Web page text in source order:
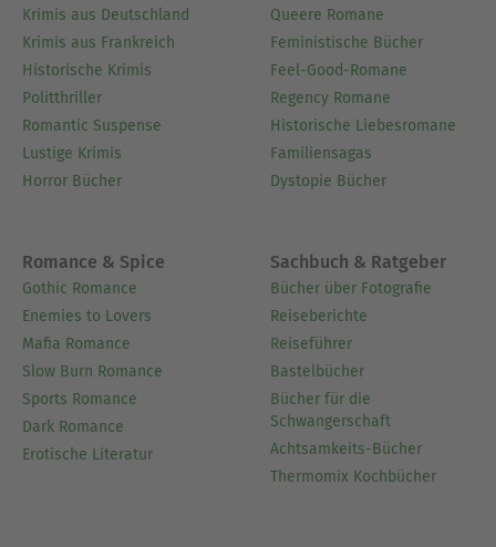
Krimis aus Deutschland
Krimis aus Frankreich
Historische Krimis
Politthriller
Romantic Suspense
Lustige Krimis
Horror Bücher
Queere Romane
Feministische Bücher
Feel-Good-Romane
Regency Romane
Historische Liebesromane
Familiensagas
Dystopie Bücher
Romance & Spice
Gothic Romance
Enemies to Lovers
Mafia Romance
Slow Burn Romance
Sports Romance
Dark Romance
Erotische Literatur
Sachbuch & Ratgeber
Bücher über Fotografie
Reiseberichte
Reiseführer
Bastelbücher
Bücher für die
Schwangerschaft
Achtsamkeits-Bücher
Thermomix Kochbücher